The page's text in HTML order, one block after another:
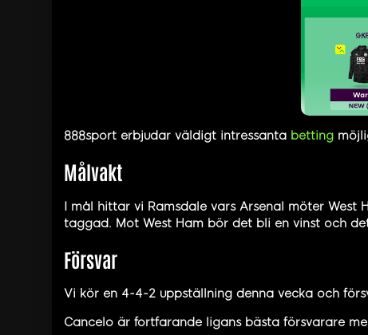
888sport erbjudar väldigt intressanta betting
Målvakt
I mål hittar vi Ramsdale vars Arsenal möter
taggad. Mot West Ham bör det bli en vinst och
Försvar
Vi kör en 4-4-2 uppställning denna vecka och
Cancelo är fortfarande ligans bästa försvarare